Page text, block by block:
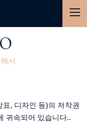
서
, 디자인 등)의 저작권
귀속되어 있습니다..